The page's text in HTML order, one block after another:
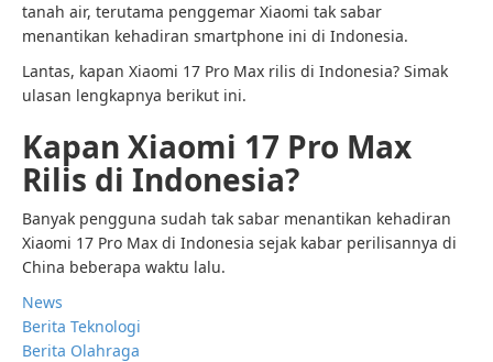
tanah air, terutama penggemar Xiaomi tak sabar
menantikan kehadiran smartphone ini di Indonesia.
Lantas, kapan Xiaomi 17 Pro Max rilis di Indonesia? Simak
ulasan lengkapnya berikut ini.
Kapan Xiaomi 17 Pro Max
Rilis di Indonesia?
Banyak pengguna sudah tak sabar menantikan kehadiran
Xiaomi 17 Pro Max di Indonesia sejak kabar perilisannya di
China beberapa waktu lalu.
News
Berita Teknologi
Berita Olahraga